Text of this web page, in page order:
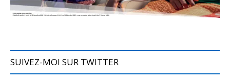
SUIVEZ-MOI SUR TWITTER